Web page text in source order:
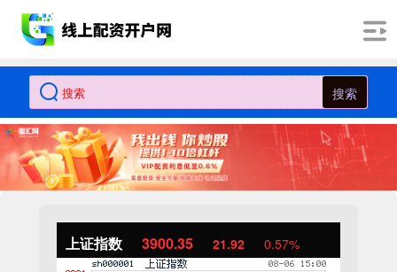
搜索
上证指数 3900.35 21.92 0.57%